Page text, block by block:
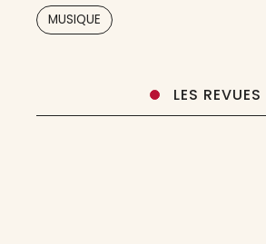
MUSIQUE
LES REVUES